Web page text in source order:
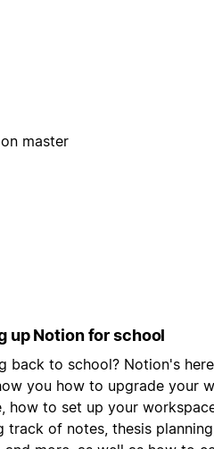
master
up Notion for school
back to school? Notion's
you how to upgrade your
how to set up your
track of notes, thesis